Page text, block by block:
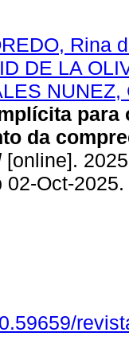
Rina
DE LA
NUNEZ,
para
da
[online].
Oct-